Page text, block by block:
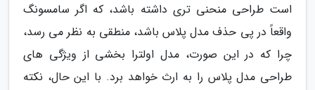
است طراحی منحنی تری داشته باشد، که اگر سامسونگ
واقعاً در پی حذف مدل پلاس باشد، منطقی به نظر می رسد،
چرا که در این صورت، مدل اولترا بخشی از ویژگی های
طراحی مدل پلاس را به ارث خواهد برد. با این حال، نکته